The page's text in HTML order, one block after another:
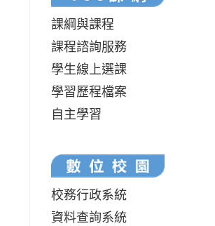
課綱與課程
課程諮詢服務
學生線上選課
學習歷程檔案
自主學習
校務行政系統
資料查詢系統